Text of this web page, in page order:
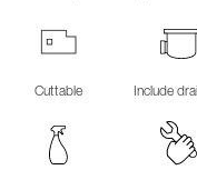
Cuttable Include